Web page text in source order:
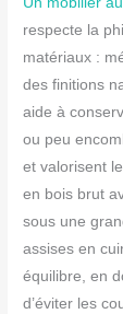
respecte la
matériaux :
des finitions
aide à
ou peu
et valorisent
en bois brut
sous une
assises en
équilibre, en
d’éviter les